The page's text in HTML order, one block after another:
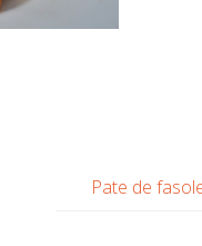
Pate de